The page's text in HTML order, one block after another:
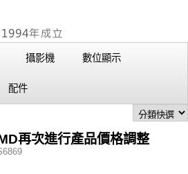
攝影機 數位顯示
配件
再次進行產品價格調整